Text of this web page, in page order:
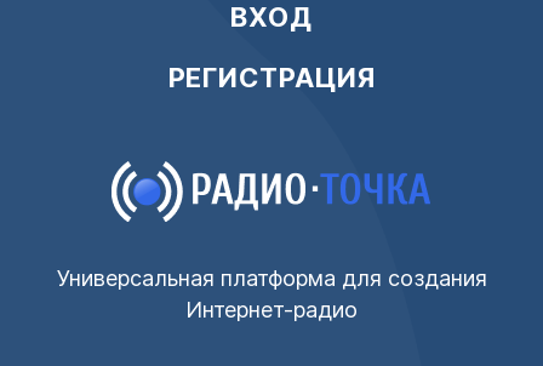
ВХОД
РЕГИСТРАЦИЯ
Универсальная платформа для создания
Интернет-радио